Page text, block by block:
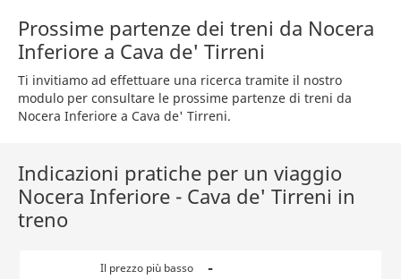
Prossime partenze dei treni da Nocera
Inferiore a Cava de' Tirreni
Ti invitiamo ad effettuare una ricerca tramite il nostro
modulo per consultare le prossime partenze di treni da
Nocera Inferiore a Cava de' Tirreni.
Indicazioni pratiche per un viaggio
Nocera Inferiore - Cava de' Tirreni in
treno
Il prezzo più basso -